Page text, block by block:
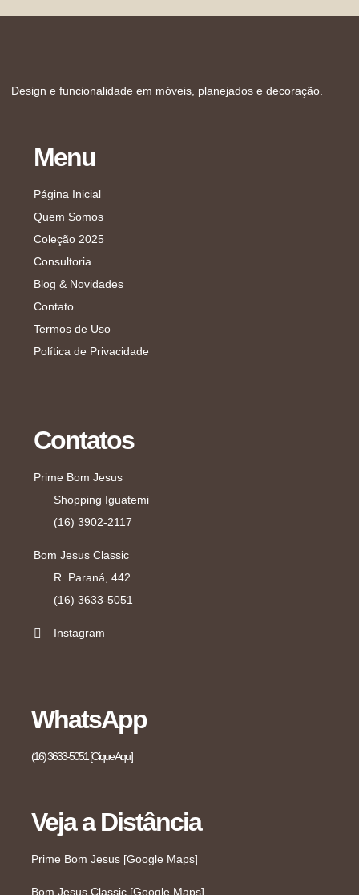
Design e funcionalidade em móveis, planejados e decoração.
Menu
Página Inicial
Quem Somos
Coleção 2025
Consultoria
Blog & Novidades
Contato
Termos de Uso
Política de Privacidade
Contatos
Prime Bom Jesus
Shopping Iguatemi
(16) 3902-2117
Bom Jesus Classic
R. Paraná, 442
(16) 3633-5051
Instagram
WhatsApp
(16) 3633-5051 [Clique Aqui]
Veja a Distância
Prime Bom Jesus [Google Maps]
Bom Jesus Classic [Google Maps]